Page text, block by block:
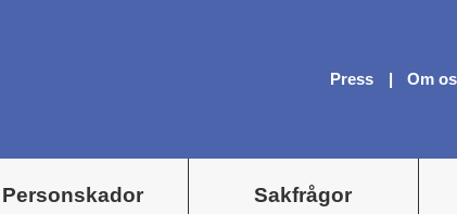
Press Om
Personskador Sakfrågor